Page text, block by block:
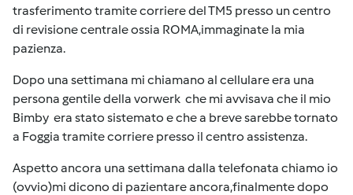
trasferimento tramite corriere del TM5 presso un centro
di revisione centrale ossia ROMA,immaginate la mia
pazienza.
Dopo una settimana mi chiamano al cellulare era una
persona gentile della vorwerk che mi avvisava che il mio
Bimby era stato sistemato e che a breve sarebbe tornato
a Foggia tramite corriere presso il centro assistenza.
Aspetto ancora una settimana dalla telefonata chiamo io
(ovvio)mi dicono di pazientare ancora,finalmente dopo